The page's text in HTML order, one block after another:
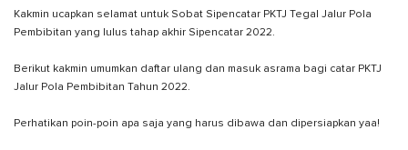
Kakmin ucapkan selamat untuk Sobat Sipencatar PKTJ Tegal Jalur Pola
Pembibitan yang lulus tahap akhir Sipencatar 2022.
Berikut kakmin umumkan daftar ulang dan masuk asrama bagi catar PKTJ
Jalur Pola Pembibitan Tahun 2022.
Perhatikan poin-poin apa saja yang harus dibawa dan dipersiapkan yaa!